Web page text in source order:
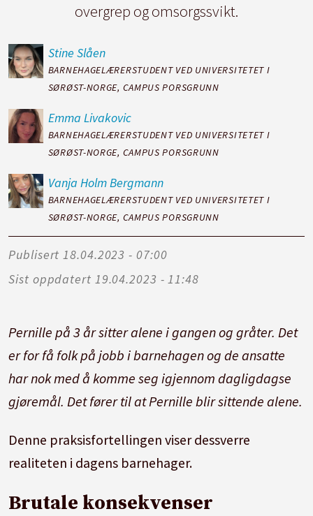
overgrep og omsorgssvikt.
Stine Slåen
BARNEHAGELÆRERSTUDENT VED UNIVERSITETET I
SØRØST-NORGE, CAMPUS PORSGRUNN
Emma Livakovic
BARNEHAGELÆRERSTUDENT VED UNIVERSITETET I
SØRØST-NORGE, CAMPUS PORSGRUNN
Vanja Holm Bergmann
BARNEHAGELÆRERSTUDENT VED UNIVERSITETET I
SØRØST-NORGE, CAMPUS PORSGRUNN
Publisert
18.04.2023 - 07:00
Sist oppdatert
19.04.2023 - 11:48
Pernille på 3 år sitter alene i gangen og gråter. Det
er for få folk på jobb i barnehagen og de ansatte
har nok med å komme seg igjennom dagligdagse
gjøremål. Det fører til at Pernille blir sittende alene.
Denne praksisfortellingen viser dessverre
realiteten i dagens barnehager.
Brutale konsekvenser